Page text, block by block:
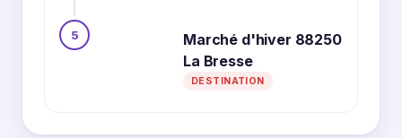
5
Marché d'hiver 88250
La Bresse
DESTINATION